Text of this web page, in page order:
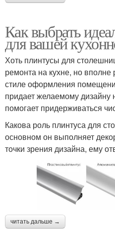
Как выбрать
для вашей
Хоть плинтусы для
ремонта на кухне, но
стиле оформления
придает желаемому дизайну
помогает придерживаться
Какова роль плинтуса для
основном он выполняет
точки зрения дизайна, ему
читать дальше →